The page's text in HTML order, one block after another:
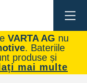
VARTA AG nu
. Bateriile
produse și
mai multe